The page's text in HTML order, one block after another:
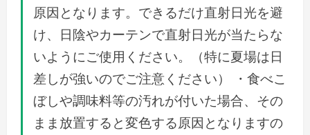
原因となります。できるだけ直射日光を避
け、日陰やカーテンで直射日光が当たらな
いようにご使用ください。（特に夏場は日
差しが強いのでご注意ください） ・食べこ
ぼしや調味料等の汚れが付いた場合、その
まま放置すると変色する原因となりますの